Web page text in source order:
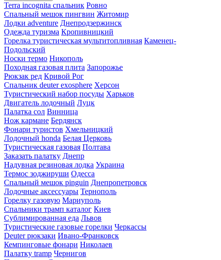
Terra incognita спальник Ровно
Спальный мешок пингвин Житомир
Лодки adventure Днепродзержинск
Одежда туризма Кропивницкий
Горелка туристическая мультитопливная Каменец-
Подольский
Носки термо Никополь
Походная газовая плита Запорожье
Рюкзак ред Кривой Рог
Спальник deuter exosphere Херсон
Туристический набор посуды Харьков
Двигатель лодочный Луцк
Палатка сол Винница
Нож кармане Бердянск
Фонари туристов Хмельницкий
Лодочный honda Белая Церковь
Туристическая газовая Полтава
Заказать палатку Днепр
Надувная резиновая лодка Украина
Термос зоджируши Одесса
Спальный мешок pinguin Днепропетровск
Лодочные аксессуары Тернополь
Горелку газовую Мариуполь
Спальники трамп каталог Киев
Сублимированная еда Львов
Туристические газовые горелки Черкассы
Deuter рюкзаки Ивано-Франковск
Кемпинговые фонари Николаев
Палатку tramp Чернигов